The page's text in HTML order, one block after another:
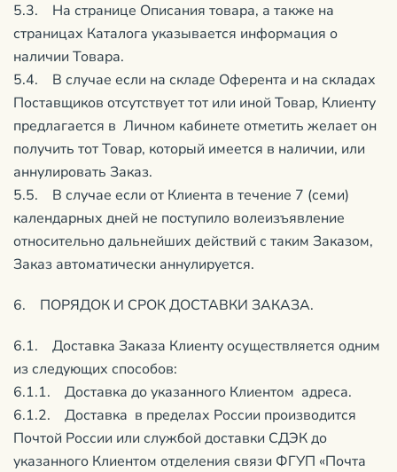
5.3. На странице Описания товара, а также на
страницах Каталога указывается информация о
наличии Товара.
5.4. В случае если на складе Оферента и на складах
Поставщиков отсутствует тот или иной Товар, Клиенту
предлагается в Личном кабинете отметить желает он
получить тот Товар, который имеется в наличии, или
аннулировать Заказ.
5.5. В случае если от Клиента в течение 7 (семи)
календарных дней не поступило волеизъявление
относительно дальнейших действий с таким Заказом,
Заказ автоматически аннулируется.
6. ПОРЯДОК И СРОК ДОСТАВКИ ЗАКАЗА.
6.1. Доставка Заказа Клиенту осуществляется одним
из следующих способов:
6.1.1. Доставка до указанного Клиентом адреса.
6.1.2. Доставка в пределах России производится
Почтой России или службой доставки СДЭК до
указанного Клиентом отделения связи ФГУП «Почта